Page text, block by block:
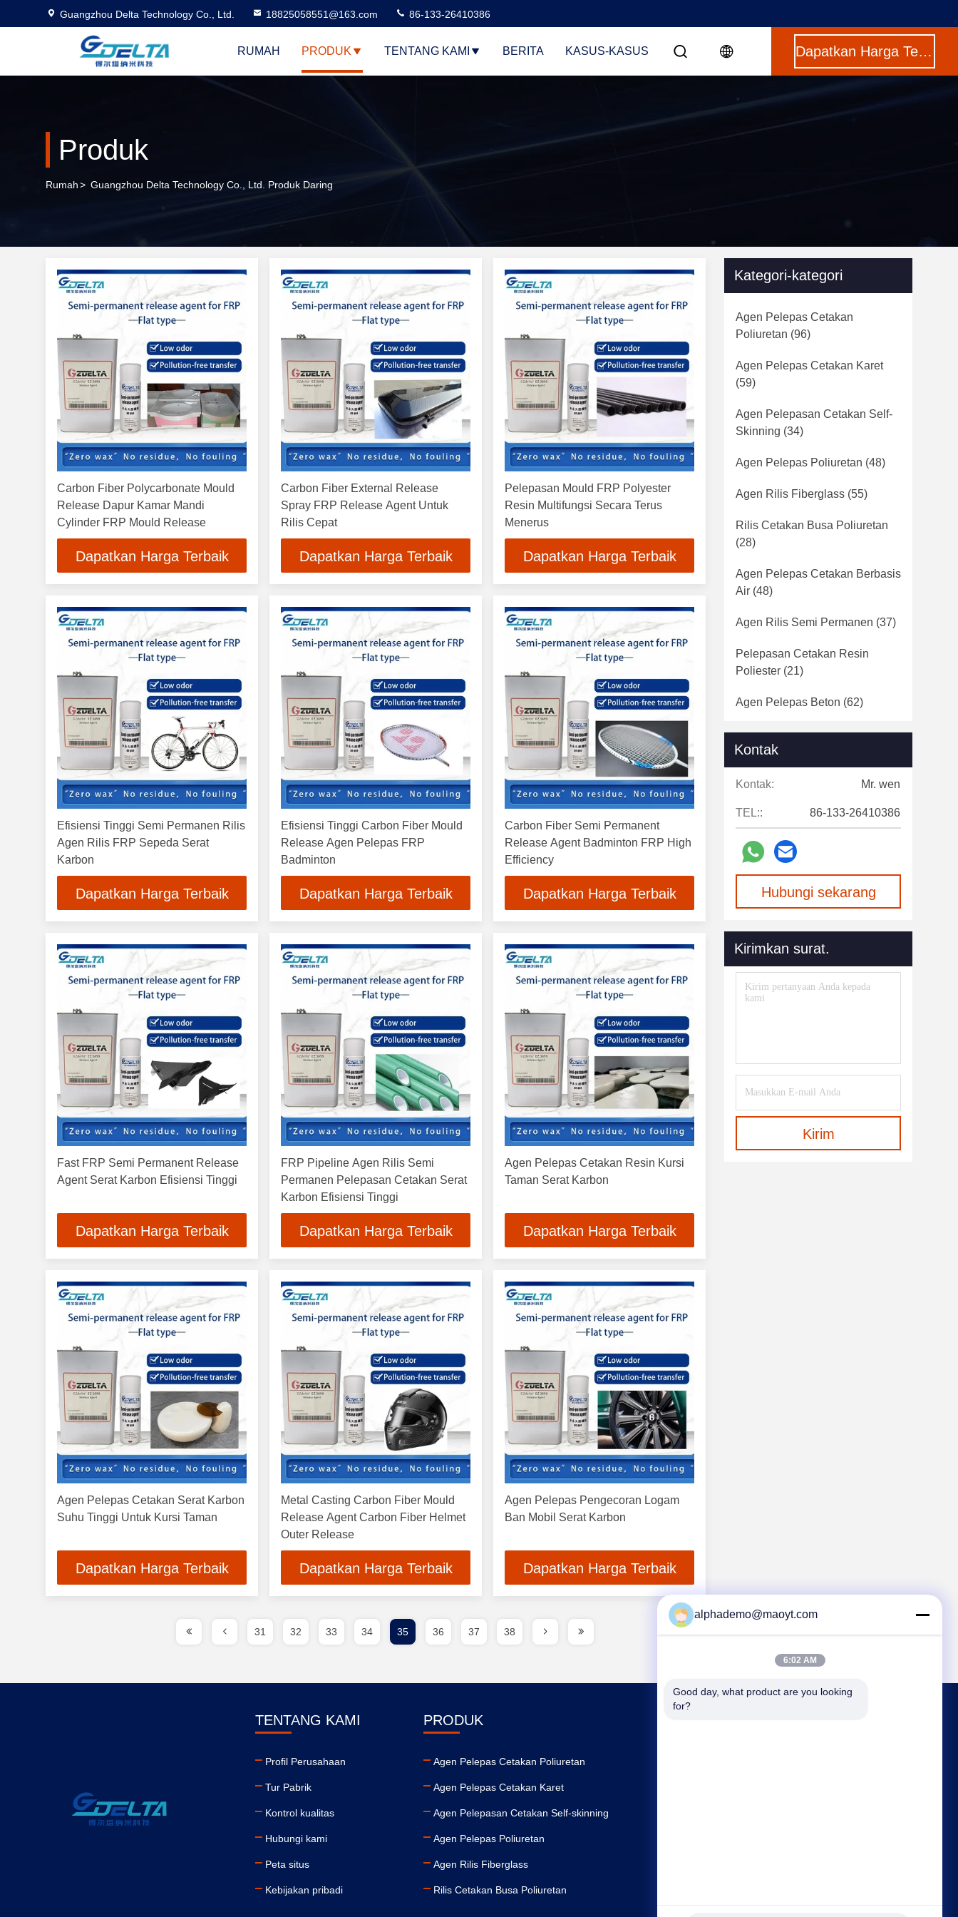
Guangzhou Delta Technology Co., Ltd. 18825058551@163.com 86-133-26410386
RUMAH PRODUK TENTANG KAMI BERITA KASUS-KASUS Dapatkan Harga Terbaik
Produk
Rumah> Guangzhou Delta Technology Co., Ltd. Produk Daring
Carbon Fiber Polycarbonate Mould
Release Dapur Kamar Mandi
Cylinder FRP Mould Release
Dapatkan Harga Terbaik
Carbon Fiber External Release
Spray FRP Release Agent Untuk
Rilis Cepat
Dapatkan Harga Terbaik
Pelepasan Mould FRP Polyester
Resin Multifungsi Secara Terus
Menerus
Dapatkan Harga Terbaik
Efisiensi Tinggi Semi Permanen Rilis
Agen Rilis FRP Sepeda Serat
Karbon
Dapatkan Harga Terbaik
Efisiensi Tinggi Carbon Fiber Mould
Release Agen Pelepas FRP
Badminton
Dapatkan Harga Terbaik
Carbon Fiber Semi Permanent
Release Agent Badminton FRP High
Efficiency
Dapatkan Harga Terbaik
Fast FRP Semi Permanent Release
Agent Serat Karbon Efisiensi Tinggi
Dapatkan Harga Terbaik
FRP Pipeline Agen Rilis Semi
Permanen Pelepasan Cetakan Serat
Karbon Efisiensi Tinggi
Dapatkan Harga Terbaik
Agen Pelepas Cetakan Resin Kursi
Taman Serat Karbon
Dapatkan Harga Terbaik
Agen Pelepas Cetakan Serat Karbon
Suhu Tinggi Untuk Kursi Taman
Dapatkan Harga Terbaik
Metal Casting Carbon Fiber Mould
Release Agent Carbon Fiber Helmet
Outer Release
Dapatkan Harga Terbaik
Agen Pelepas Pengecoran Logam
Ban Mobil Serat Karbon
Dapatkan Harga Terbaik
Kategori-kategori
Agen Pelepas Cetakan
Poliuretan (96)
Agen Pelepas Cetakan Karet
(59)
Agen Pelepasan Cetakan Self-
Skinning (34)
Agen Pelepas Poliuretan (48)
Agen Rilis Fiberglass (55)
Rilis Cetakan Busa Poliuretan
(28)
Agen Pelepas Cetakan Berbasis
Air (48)
Agen Rilis Semi Permanen (37)
Pelepasan Cetakan Resin
Poliester (21)
Agen Pelepas Beton (62)
Kontak
Kontak: Mr. wen
TEL:: 86-133-26410386
Hubungi sekarang
Kirimkan surat.
Kirim
31 32 33 34 35 36 37 38
TENTANG KAMI
Profil Perusahaan
Tur Pabrik
Kontrol kualitas
Hubungi kami
Peta situs
Kebijakan pribadi
PRODUK
Agen Pelepas Cetakan Poliuretan
Agen Pelepas Cetakan Karet
Agen Pelepasan Cetakan Self-skinning
Agen Pelepas Poliuretan
Agen Rilis Fiberglass
Rilis Cetakan Busa Poliuretan
alphademo@maoyt.com
6:02 AM
Good day, what product are you looking
for?